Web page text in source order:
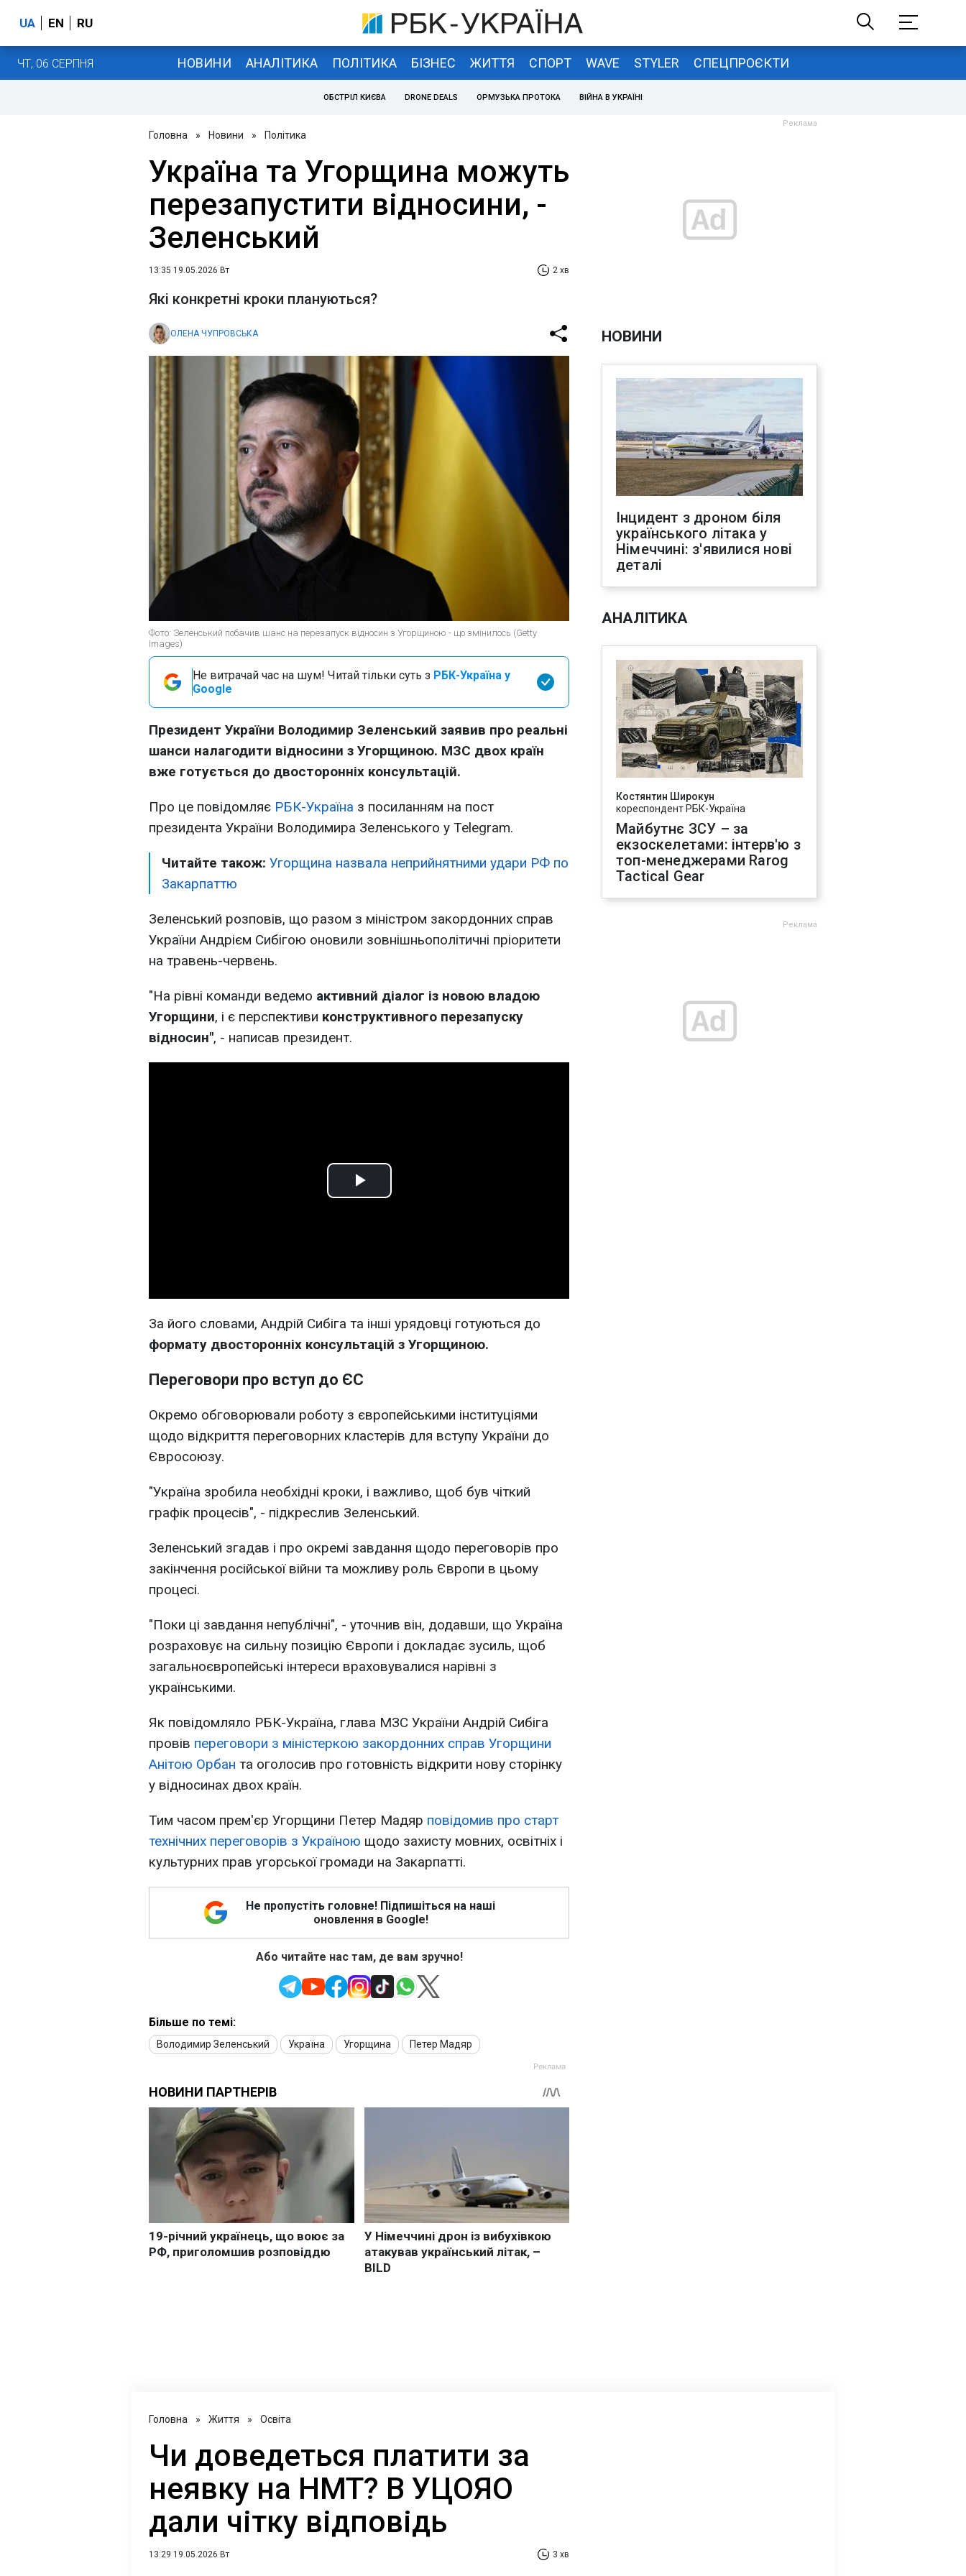
UA EN RU
ЧТ, 06 СЕРПНЯ НОВИНИ АНАЛІТИКА ПОЛІТИКА БІЗНЕС ЖИТТЯ СПОРТ WAVE STYLER СПЕЦПРОЄКТИ
ОБСТРІЛ КИЄВА DRONE DEALS ОРМУЗЬКА ПРОТОКА ВІЙНА В УКРАЇНІ
Головна » Новини » Політика
Україна та Угорщина можуть
перезапустити відносини, -
Зеленський
13:35 19.05.2026 Вт 2 хв
Які конкретні кроки плануються?
ОЛЕНА ЧУПРОВСЬКА
Фото: Зеленський побачив шанс на перезапуск відносин з Угорщиною - що змінилось (Getty
Images)
Не витрачай час на шум! Читай тільки суть з РБК-Україна у
Google
Президент України Володимир Зеленський заявив про реальні
шанси налагодити відносини з Угорщиною. МЗС двох країн
вже готується до двосторонніх консультацій.
Про це повідомляє РБК-Україна з посиланням на пост
президента України Володимира Зеленського у Telegram.
Читайте також: Угорщина назвала неприйнятними удари РФ по
Закарпаттю
Зеленський розповів, що разом з міністром закордонних справ
України Андрієм Сибігою оновили зовнішньополітичні пріоритети
на травень-червень.
"На рівні команди ведемо активний діалог із новою владою
Угорщини, і є перспективи конструктивного перезапуску
відносин", - написав президент.
Play
За його словами, Андрій Сибіга та інші урядовці готуються до
формату двосторонніх консультацій з Угорщиною.
Переговори про вступ до ЄС
Окремо обговорювали роботу з європейськими інституціями
щодо відкриття переговорних кластерів для вступу України до
Євросоюзу.
"Україна зробила необхідні кроки, і важливо, щоб був чіткий
графік процесів", - підкреслив Зеленський.
Зеленський згадав і про окремі завдання щодо переговорів про
закінчення російської війни та можливу роль Європи в цьому
процесі.
"Поки ці завдання непублічні", - уточнив він, додавши, що Україна
розраховує на сильну позицію Європи і докладає зусиль, щоб
загальноєвропейські інтереси враховувалися нарівні з
українськими.
Як повідомляло РБК-Україна, глава МЗС України Андрій Сибіга
провів переговори з міністеркою закордонних справ Угорщини
Анітою Орбан та оголосив про готовність відкрити нову сторінку
у відносинах двох країн.
Тим часом прем'єр Угорщини Петер Мадяр повідомив про старт
технічних переговорів з Україною щодо захисту мовних, освітніх і
культурних прав угорської громади на Закарпатті.
Не пропустіть головне! Підпишіться на наші
оновлення в Google!
Або читайте нас там, де вам зручно!
Більше по темі:
Володимир Зеленський Україна Угорщина Петер Мадяр
НОВИНИ
Інцидент з дроном біля
українського літака у
Німеччині: з'явилися нові
деталі
АНАЛІТИКА
Костянтин Широкун
кореспондент РБК-Україна
Майбутнє ЗСУ – за
екзоскелетами: інтерв'ю з
топ-менеджерами Rarog
Tactical Gear
Головна » Життя » Освіта
Чи доведеться платити за
неявку на НМТ? В УЦОЯО
дали чітку відповідь
13:29 19.05.2026 Вт 3 хв